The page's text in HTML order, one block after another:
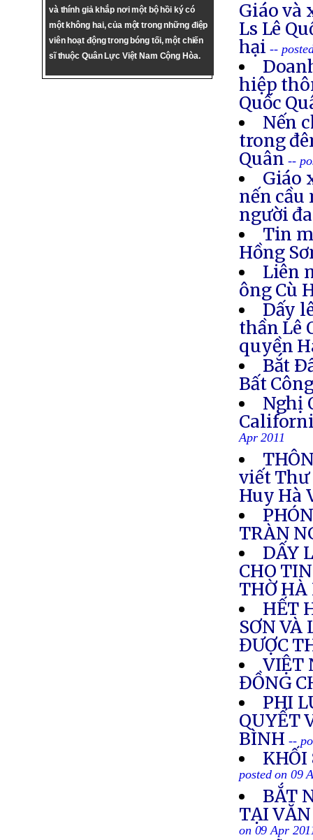
và thính giả khắp nơi một bộ hồi ký có
một không hai, của một trong những điệp
viên hoạt động trong bóng tối, một chiến
sĩ thuộc Quân Lực Việt Nam Cộng Hòa.
Giáo và
Ls Lê
hại--
hiệp
Quốc
Nến
trong
Quân--
Giáo
nến cầu
người
Tin
Hồng
Liên
ông Cù
Dấy
thần Lê
quyền
Bắt
Bất
Nghị
Apr 2011
viết Thư
Huy Hà
TRÀN
DẤY
CHO
THỜ HÀ
HẾT
SƠN VÀ
ĐƯỢC
VIỆT
ĐỒNG
PHI
QUYẾT
BÌNH --
posted on 09
BẮT
TẠI
on 09 Apr